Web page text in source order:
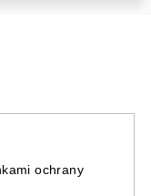
ochrany